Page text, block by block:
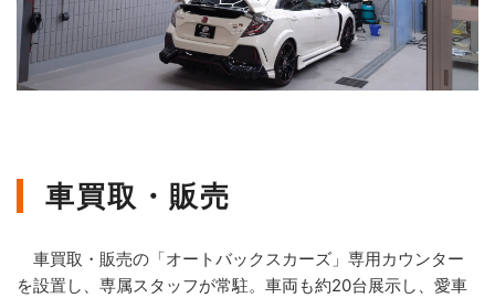
車買取・販売
車買取・販売の「オートバックスカーズ」専用カウンター
を設置し、専属スタッフが常駐。車両も約20台展示し、愛車